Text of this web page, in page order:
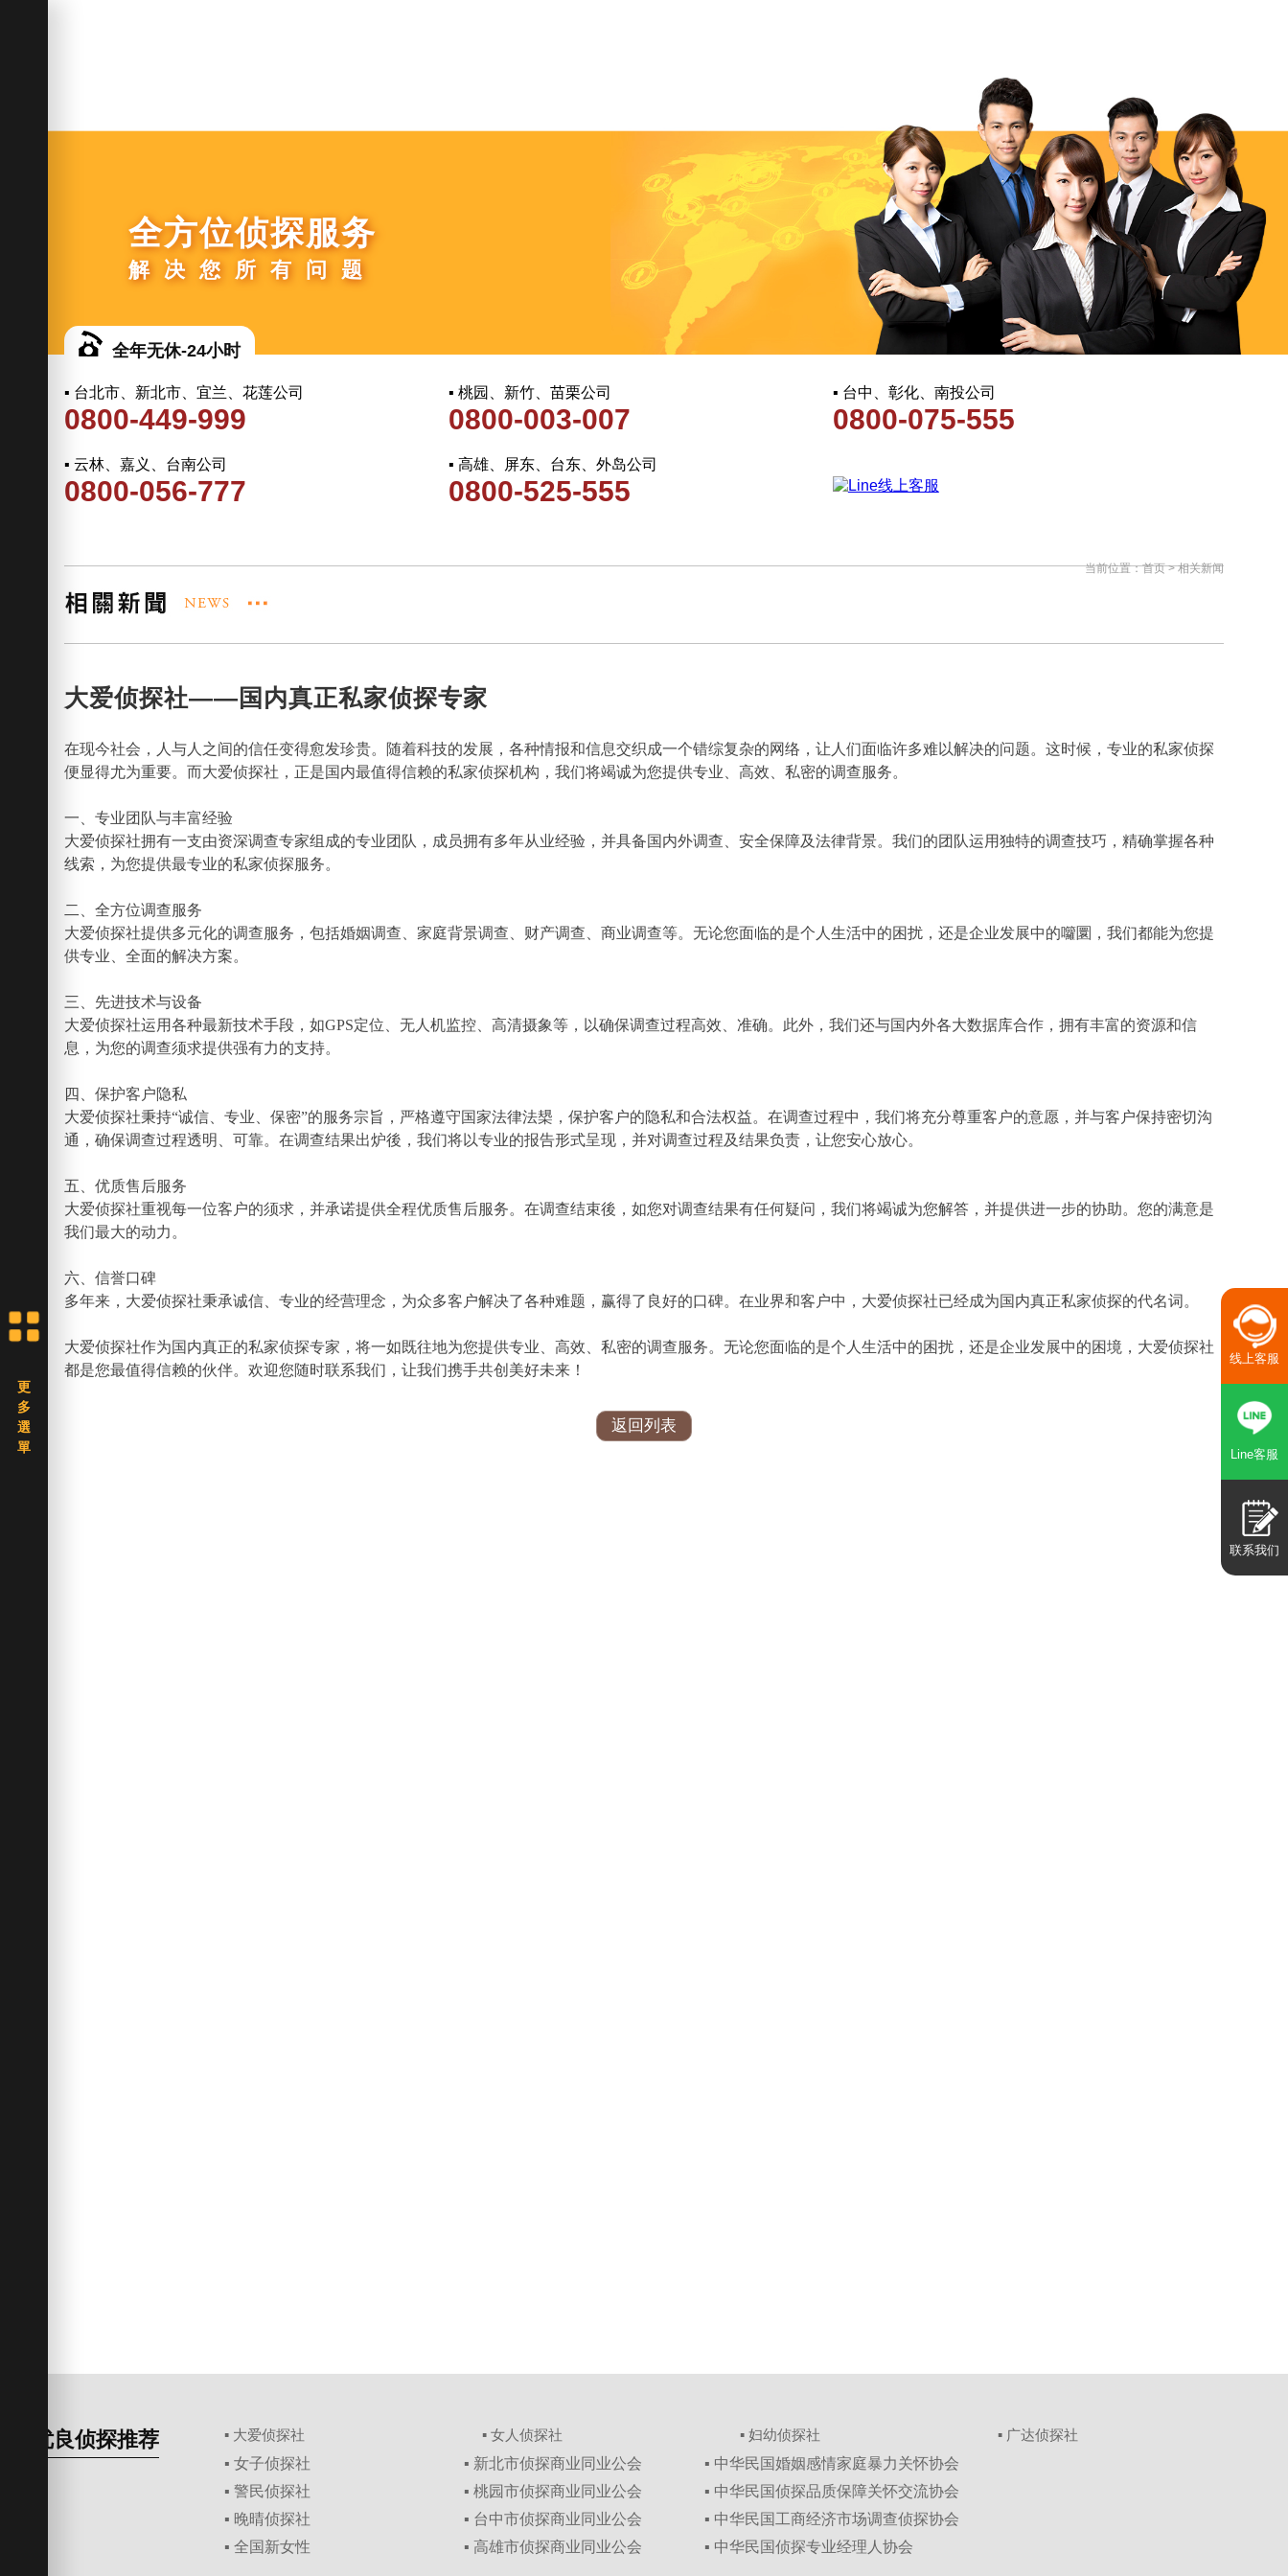
当前位置：首页> 相关新闻
全方位侦探服务
解决您所有问题
全年无休-24小时
▪ 台北市、新北市、宜兰、花莲公司
0800-449-999
▪ 桃园、新竹、苗栗公司
0800-003-007
▪ 台中、彰化、南投公司
0800-075-555
▪ 云林、嘉义、台南公司
0800-056-777
▪ 高雄、屏东、台东、外岛公司
0800-525-555
大爱侦探社——国内真正私家侦探专家
在现今社会，人与人之间的信任变得愈发珍贵。随着科技的发展，各种情报和信息交织成一个错综复杂的网络，让人们面临许多难以解决的问题。这时候，专业的私家侦探
便显得尤为重要。而大爱侦探社，正是国内最值得信赖的私家侦探机构，我们将竭诚为您提供专业、高效、私密的调查服务。
一、专业团队与丰富经验
大爱侦探社拥有一支由资深调查专家组成的专业团队，成员拥有多年从业经验，并具备国内外调查、安全保障及法律背景。我们的团队运用独特的调查技巧，精确掌握各种
线索，为您提供最专业的私家侦探服务。
二、全方位调查服务
大爱侦探社提供多元化的调查服务，包括婚姻调查、家庭背景调查、财产调查、商业调查等。无论您面临的是个人生活中的困扰，还是企业发展中的囖圜，我们都能为您提
供专业、全面的解决方案。
三、先进技术与设备
大爱侦探社运用各种最新技术手段，如GPS定位、无人机监控、高清摄象等，以确保调查过程高效、准确。此外，我们还与国内外各大数据库合作，拥有丰富的资源和信
息，为您的调查须求提供强有力的支持。
四、保护客户隐私
大爱侦探社秉持“诚信、专业、保密”的服务宗旨，严格遵守国家法律法槼，保护客户的隐私和合法权益。在调查过程中，我们将充分尊重客户的意愿，并与客户保持密切沟
通，确保调查过程透明、可靠。在调查结果出炉後，我们将以专业的报告形式呈现，并对调查过程及结果负责，让您安心放心。
五、优质售后服务
大爱侦探社重视每一位客户的须求，并承诺提供全程优质售后服务。在调查结束後，如您对调查结果有任何疑问，我们将竭诚为您解答，并提供进一步的协助。您的满意是
我们最大的动力。
六、信誉口碑
多年来，大爱侦探社秉承诚信、专业的经营理念，为众多客户解决了各种难题，赢得了良好的口碑。在业界和客户中，大爱侦探社已经成为国内真正私家侦探的代名词。
大爱侦探社作为国内真正的私家侦探专家，将一如既往地为您提供专业、高效、私密的调查服务。无论您面临的是个人生活中的困扰，还是企业发展中的困境，大爱侦探社
都是您最值得信赖的伙伴。欢迎您随时联系我们，让我们携手共创美好未来！
返回列表
优良侦探推荐 ▪ 大爱侦探社 ▪ 女人侦探社 ▪ 妇幼侦探社 ▪ 广达侦探社
▪ 女子侦探社
▪ 警民侦探社
▪ 晚晴侦探社
▪ 全国新女性
▪ 新北市侦探商业同业公会
▪ 桃园市侦探商业同业公会
▪ 台中市侦探商业同业公会
▪ 高雄市侦探商业同业公会
▪ 中华民国婚姻感情家庭暴力关怀协会
▪ 中华民国侦探品质保障关怀交流协会
▪ 中华民国工商经济市场调查侦探协会
▪ 中华民国侦探专业经理人协会
线上客服
Line客服
联系我们